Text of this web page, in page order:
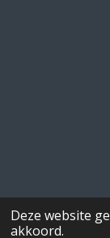
Deze website
akkoord.